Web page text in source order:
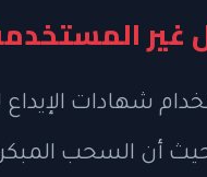
غير
شهادات
حيث أن السحب